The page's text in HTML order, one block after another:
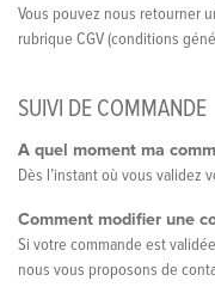
Vous pouvez nous retourner
rubrique CGV (conditions
SUIVI DE COMMANDE
A quel moment ma
Dès l’instant où vous validez
Comment modifier une
Si votre commande est
nous vous proposons de